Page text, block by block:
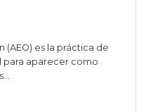
(AEO) es la práctica de
aparecer como